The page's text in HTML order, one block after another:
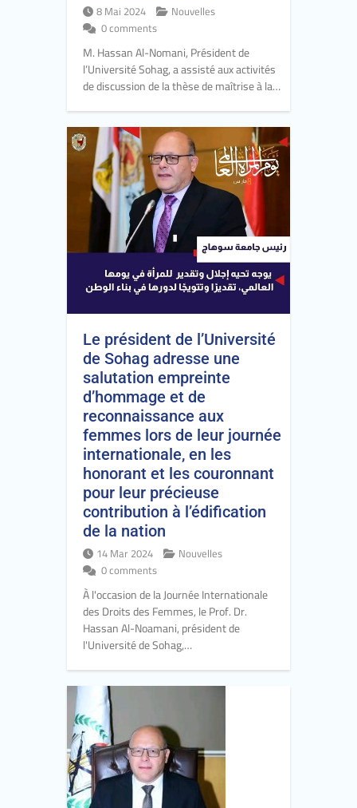
8 Mai 2024
Nouvelles
0 comments
M. Hassan Al-Nomani, Président de
l’Université Sohag, a assisté aux activités
de discussion de la thèse de maîtrise à la…
Le président de l’Université
de Sohag adresse une
salutation empreinte
d’hommage et de
reconnaissance aux
femmes lors de leur journée
internationale, en les
honorant et les couronnant
pour leur précieuse
contribution à l’édification
de la nation
14 Mar 2024
Nouvelles
0 comments
À l'occasion de la Journée Internationale
des Droits des Femmes, le Prof. Dr.
Hassan Al-Noamani, président de
l'Université de Sohag,…